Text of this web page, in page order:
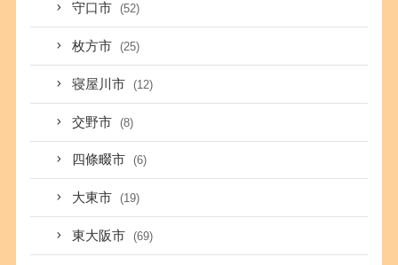
守口市 (52)
枚方市 (25)
寝屋川市 (12)
交野市 (8)
四條畷市 (6)
大東市 (19)
東大阪市 (69)